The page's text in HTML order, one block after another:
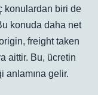
konulardan biri de
konuda daha net
freight taken
aittir. Bu, ücretin
anlamına gelir.